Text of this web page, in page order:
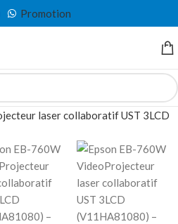
Promotion